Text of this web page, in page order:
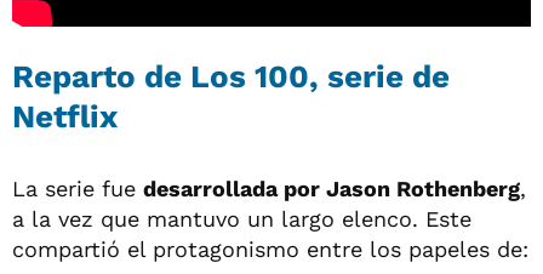
Reparto de Los 100, serie de
Netflix
La serie fue desarrollada por Jason Rothenberg,
a la vez que mantuvo un largo elenco. Este
compartió el protagonismo entre los papeles de: